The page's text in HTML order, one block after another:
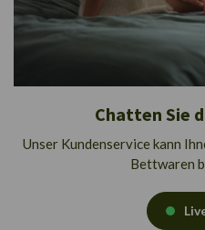
Chatten Sie
Unser Kundenservice kann
Bettwaren